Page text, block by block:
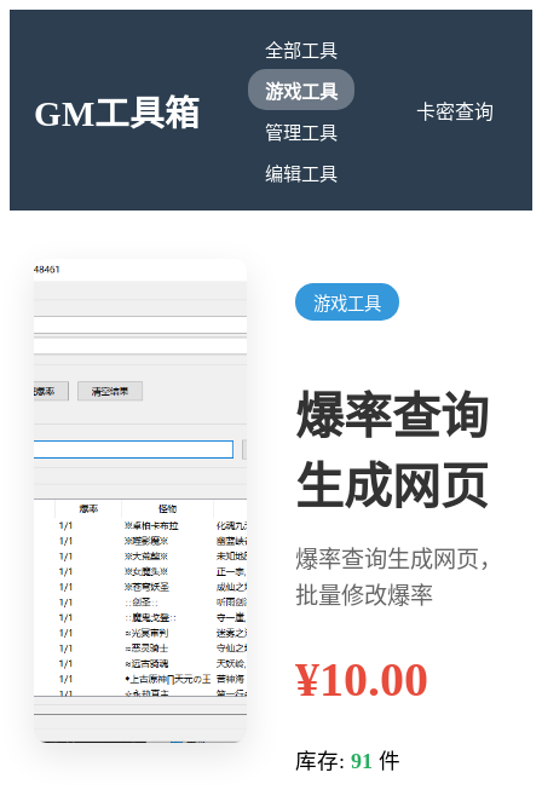
GM工具箱
全部工具
游戏工具
管理工具
编辑工具
卡密查询
游戏工具
爆率查询
生成网页
爆率查询生成网页，
批量修改爆率
¥10.00
库存: 91 件